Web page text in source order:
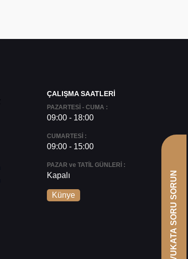
ÇALIŞMA SAATLERİ
PAZARTESİ - CUMA :
09:00 - 18:00
CUMARTESİ :
09:00 - 15:00
PAZAR ve TATİL GÜNLERİ :
Kapalı
Künye AVUKATA SORU SORUN